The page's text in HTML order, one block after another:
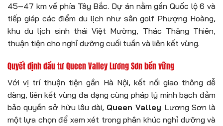
45–47 km về phía Tây Bắc. Dự án nằm gần Quốc lộ 6 và
tiếp giáp các điểm du lịch như sân golf Phượng Hoàng,
khu du lịch sinh thái Việt Mường, Thác Thăng Thiên,
thuận tiện cho nghỉ dưỡng cuối tuần và liên kết vùng.
Quyết định đầu tư Queen Valley Lương Sơn bền vững
Với vị trí thuận tiện gần Hà Nội, kết nối giao thông dễ
dàng, liên kết vùng đa dạng cùng pháp lý minh bạch đảm
bảo quyền sở hữu lâu dài, Queen Valley Lương Sơn là
một lựa chọn để xem xét trong phân khúc nghỉ dưỡng và